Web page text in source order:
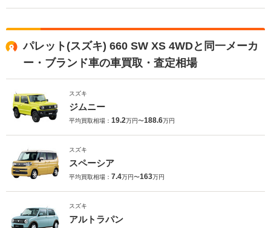
パレット(スズキ) 660 SW XS 4WDと同一メーカ
ー・ブランド車の車買取・査定相場
スズキ
ジムニー
平均買取相場： 19.2万円〜188.6万円
スズキ
スペーシア
平均買取相場： 7.4万円〜163万円
スズキ
アルトラパン